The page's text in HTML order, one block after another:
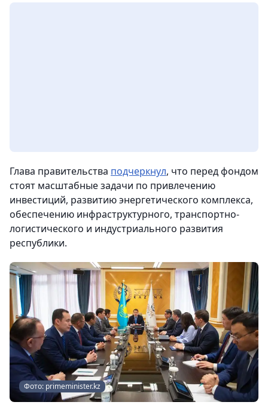
Глава правительства подчеркнул, что перед фондом
стоят масштабные задачи по привлечению
инвестиций, развитию энергетического комплекса,
обеспечению инфраструктурного, транспортно-
логистического и индустриального развития
республики.
Фото: primeminister.kz